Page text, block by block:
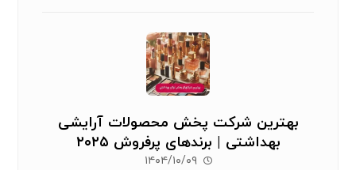
بهترین شرکت پخش محصولات آرایشی
بهداشتی | برندهای پرفروش ۲۰۲۵
۱۴۰۴/۱۰/۰۹